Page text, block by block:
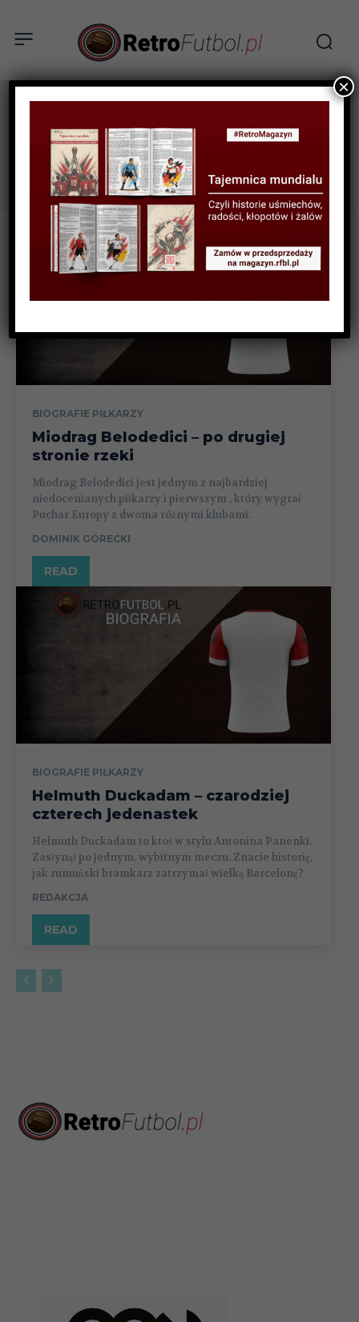
Tag: Steaua Bukareszt
BIOGRAFIE PIŁKARZY
Miodrag Belodedici – po drugiej
stronie rzeki
Miodrag Belodedici jest jednym z najbardziej
niedocenianych piłkarzy i pierwszym , który wygrał
Puchar Europy z dwoma różnymi klubami.
DOMINIK GÓRECKI
READ
BIOGRAFIE PIŁKARZY
Helmuth Duckadam – czarodziej
czterech jedenastek
Helmuth Duckadam to ktoś w stylu Antonina Panenki.
Zasłynął po jednym, wybitnym meczu. Znacie historię,
jak rumuński bramkarz zatrzymał wielką Barcelonę?
REDAKCJA
READ
×